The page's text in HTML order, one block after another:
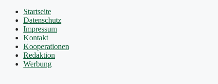
Startseite
Datenschutz
Impressum
Kontakt
Kooperationen
Redaktion
Werbung